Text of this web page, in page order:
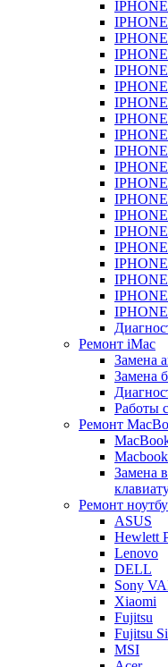
IPHONE
Ремонт iMac
Замена
Замена
Работы
Ремонт
Замена
Ремонт
ASUS
Hewlett
Lenovo
DELL
Sony
Xiaomi
Fujitsu
Fujitsu
MSI